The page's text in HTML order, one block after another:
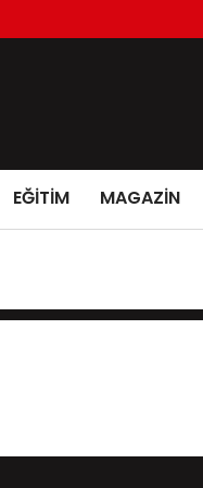
EĞİTİM MAGAZİN